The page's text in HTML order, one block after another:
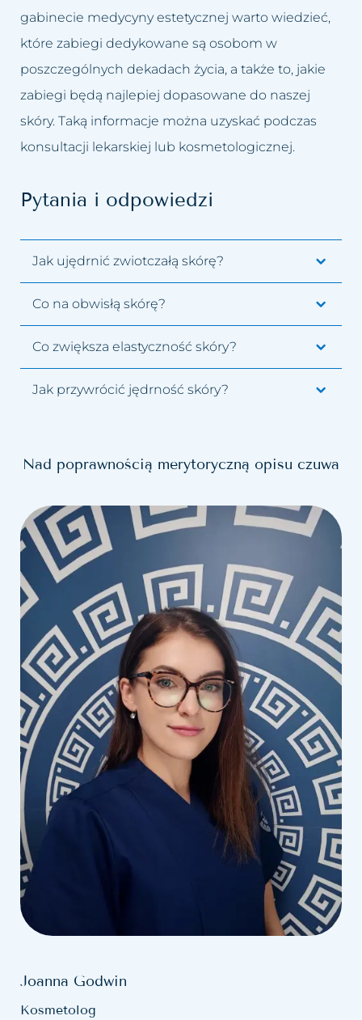
gabinecie medycyny estetycznej warto wiedzieć,
które zabiegi dedykowane są osobom w
poszczególnych dekadach życia, a także to, jakie
zabiegi będą najlepiej dopasowane do naszej
skóry. Taką informacje można uzyskać podczas
konsultacji lekarskiej lub kosmetologicznej.
Pytania i odpowiedzi
Jak ujędrnić zwiotczałą skórę?
Co na obwisłą skórę?
Co zwiększa elastyczność skóry?
Jak przywrócić jędrność skóry?
Nad poprawnością merytoryczną opisu czuwa
Joanna Godwin
Kosmetolog